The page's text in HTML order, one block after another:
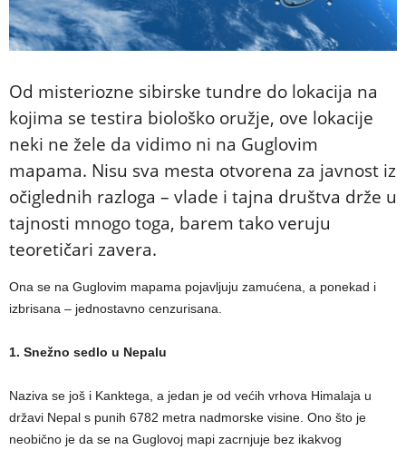
Od misteriozne sibirske tundre do lokacija na
kojima se testira biološko oružje, ove lokacije
neki ne žele da vidimo ni na Guglovim
mapama. Nisu sva mesta otvorena za javnost iz
očiglednih razloga – vlade i tajna društva drže u
tajnosti mnogo toga, barem tako veruju
teoretičari zavera.
Ona se na Guglovim mapama pojavljuju zamućena, a ponekad i
izbrisana – jednostavno cenzurisana.
1. Snežno sedlo u Nepalu
Naziva se još i Kanktega, a jedan je od većih vrhova Himalaja u
državi Nepal s punih 6782 metra nadmorske visine. Ono što je
neobično je da se na Guglovoj mapi zacrnjuje bez ikakvog